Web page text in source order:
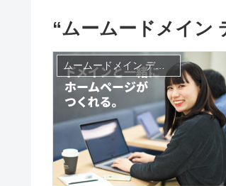
“ムームードメイン
ムームードメイン デメリット